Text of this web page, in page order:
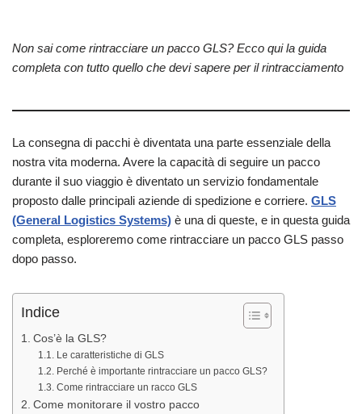
Non sai come rintracciare un pacco GLS? Ecco qui la guida
completa con tutto quello che devi sapere per il rintracciamento
La consegna di pacchi è diventata una parte essenziale della
nostra vita moderna. Avere la capacità di seguire un pacco
durante il suo viaggio è diventato un servizio fondamentale
proposto dalle principali aziende di spedizione e corriere. GLS
(General Logistics Systems) è una di queste, e in questa guida
completa, esploreremo come rintracciare un pacco GLS passo
dopo passo.
Indice
Cos’è la GLS?
Le caratteristiche di GLS
Perché è importante rintracciare un pacco GLS?
Come rintracciare un racco GLS
Come monitorare il vostro pacco